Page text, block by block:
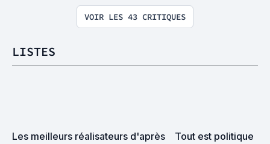
VOIR LES 43 CRITIQUES
LISTES
Les meilleurs réalisateurs d'après
Tout est politique